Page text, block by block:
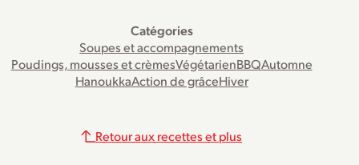
Catégories
Soupes et accompagnements
Poudings, mousses et crèmesVégétarienBBQAutomne
HanoukkaAction de grâceHiver
Retour aux recettes et plus